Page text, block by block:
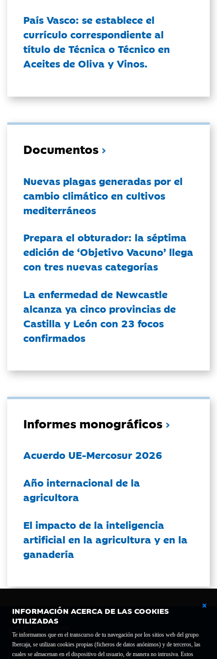
INFORMACIÓN ACERCA DE LAS COOKIES
UTILIZADAS
Te informamos que en el transcurso de tu navegación por los sitios web del grupo
Ibercaja, se utilizan cookies propias (ficheros de datos anónimos) y de terceros, las
cuales se almacenan en el dispositivo del usuario, de manera no intrusiva. Estos
País Vasco: se establece el
currículo correspondiente al
título de Técnica o Técnico en
Aceites de Oliva y Vinos.
Documentos
Nuevas plagas generadas por el
cambio climático en cultivos
mediterráneos
Prepara el obturador: la séptima
edición de ‘Objetivo Vacuno’ llega
con tres nuevas categorías
La enfermedad de Newcastle
alcanza ya cinco provincias de
Castilla y León con 23 focos
confirmados
Informes monográficos
Acuerdo UE-Mercosur 2026
Año internacional de la
agricultora
El impacto de la inteligencia
artificial en la agricultura y en la
ganadería